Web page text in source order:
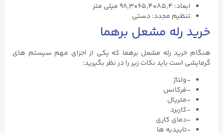
ابعاد: ۸۵,۴×۶۵,۴×۹۸,۳ میلی متر
تنظیم مجدد: دستی
خرید رله مشعل برهما
هنگام خرید رله مشعل برهما که یکی از اجزای مهم سیستم های
گرمایشی است باید نکات زیر را در نظر بگیرید:
-ولتاژ
-فرکانس
-متریال
-کاربرد
-دمای کاری
-تاییدیه ها